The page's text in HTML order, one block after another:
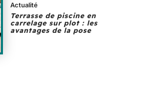
Actualité
Terrasse de piscine en
carrelage sur plot : les
avantages de la pose